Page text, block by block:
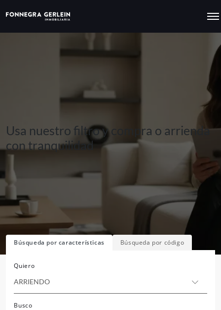
Usa nuestro filtro y compra o arrienda
con tranquilidad
Búsqueda por características Búsqueda por código
Quiero
ARRIENDO
Busco